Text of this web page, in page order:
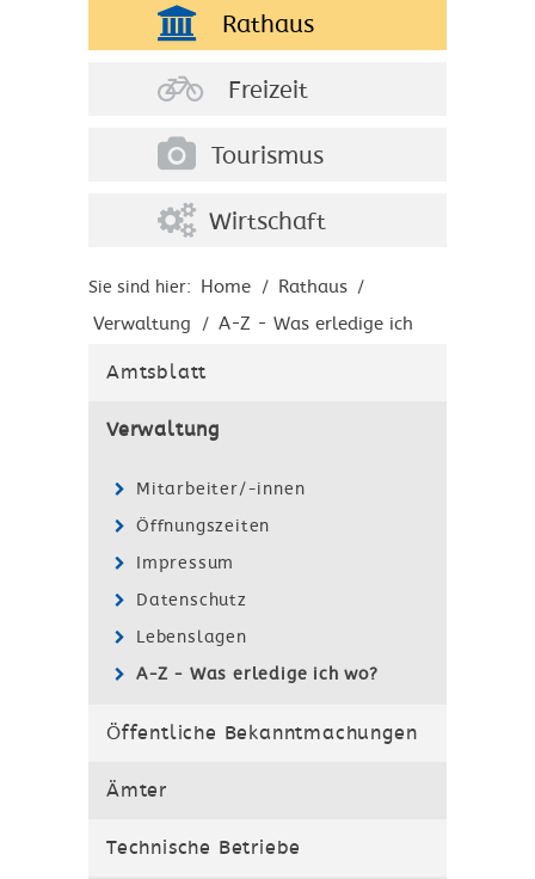
Rathaus
Freizeit
Tourismus
Wirtschaft
Sie sind hier: Home / Rathaus /
Verwaltung / A-Z - Was erledige ich
Amtsblatt
Verwaltung
Mitarbeiter/-innen
Öffnungszeiten
Impressum
Datenschutz
Lebenslagen
A-Z - Was erledige ich wo?
Öffentliche Bekanntmachungen
Ämter
Technische Betriebe